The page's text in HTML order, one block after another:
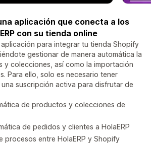
aplicación que conecta a los
con su tienda online
aplicación para integrar tu tienda Shopify
gestionar de manera automática la
y colecciones, así como la importación
Para ello, solo es necesario tener
una suscripción activa para disfrutar de
de productos y colecciones de
de pedidos y clientes a HolaERP
procesos entre HolaERP y Shopify